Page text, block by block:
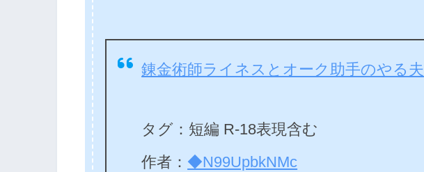
錬金術師ライネスとオーク助手のやる夫
タグ：短編 R-18表現含む
作者： ◆N99UpbkNMc